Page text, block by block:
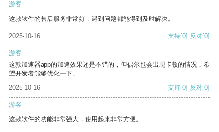
游客
这款软件的售后服务非常好，遇到问题都能得到及时解决。
2025-10-16 支持[0] 反对[0]
游客
这款加速器app的加速效果还是不错的，但偶尔也会出现卡顿的情况，希
望开发者能够优化一下。
2025-10-16
支持[0] 反对[0]
游客
这款软件的功能非常强大，使用起来非常方便。